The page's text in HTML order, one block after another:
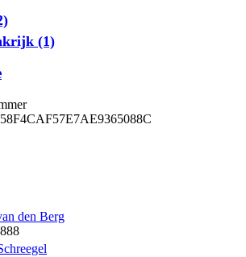
(1)
den Berg